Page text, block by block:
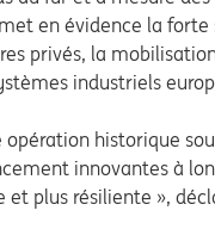
en évidence la forte
privés, la
industriels
opération historique
innovantes à
plus résiliente »,